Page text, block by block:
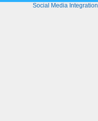
Social Media Integration